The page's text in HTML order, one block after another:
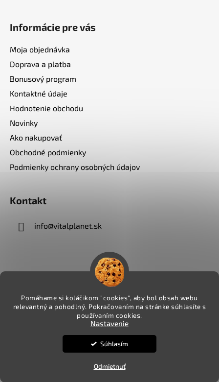
Pomáhame si koláčikom "cookies", aby bol obsah webu
relevantný a pohodlný. Pokračovaním na stránke súhlasíte s
používaním cookies.
Nastavenie
Odmietnuť
Súhlasím
Informácie pre vás
Moja objednávka
Doprava a platba
Bonusový program
Kontaktné údaje
Hodnotenie obchodu
Novinky
Ako nakupovať
Obchodné podmienky
Podmienky ochrany osobných údajov
Kontakt
info@vitalplanet.sk
Vytvoril Shoptet
Upraviť nastavenie cookies